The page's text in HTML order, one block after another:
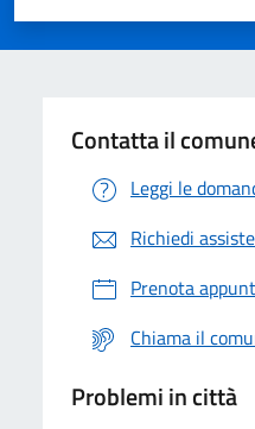
Valuta 5
Valuta 4 stelle
Valuta 3 stelle su 5
Valuta 2 stelle su 5
Valuta 1 stelle su 5
Contatta il
Leggi le
Richiedi
Prenota
Chiama il
Problemi in città